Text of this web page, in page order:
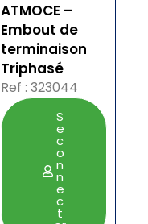
ATMOCE –
Embout de
terminaison
Triphasé
Ref : 323044
S
e
c
o
n
n
e
c
t